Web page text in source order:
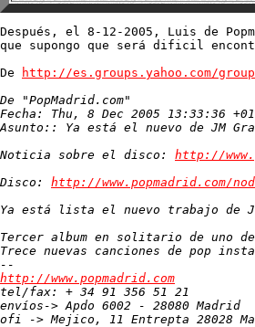
Después, el 8-12-2005, Luis de
que supongo que será dificil
De
http://es.groups.yahoo.com/
De "PopMadrid.com"
Fecha: Thu, 8 Dec 2005 13:33:36
Asunto:: Ya está el nuevo de JM
Noticia sobre el disco: http://
Disco: http://www.popmadrid.com/
Ya está lista el nuevo trabajo de
Tercer album en solitario de uno
Trece nuevas canciones de pop
http://www.popmadrid.com
tel/fax: + 34 91 356 51 21
envíos-> Apdo 6002 - 28080 Madrid
ofi -> Mejico, 11 Entrepta 28028